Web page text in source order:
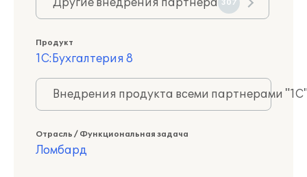
Другие внедрения партнера 307
Продукт
1С:Бухгалтерия 8
Внедрения продукта всеми партнерами
Отрасль / Функциональная задача
Ломбард